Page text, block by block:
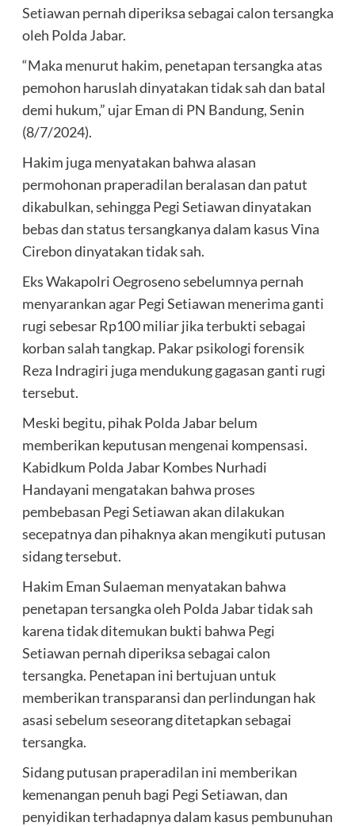
Setiawan pernah diperiksa sebagai calon tersangka
oleh Polda Jabar.
“Maka menurut hakim, penetapan tersangka atas
pemohon haruslah dinyatakan tidak sah dan batal
demi hukum,” ujar Eman di PN Bandung, Senin
(8/7/2024).
Hakim juga menyatakan bahwa alasan
permohonan praperadilan beralasan dan patut
dikabulkan, sehingga Pegi Setiawan dinyatakan
bebas dan status tersangkanya dalam kasus Vina
Cirebon dinyatakan tidak sah.
Eks Wakapolri Oegroseno sebelumnya pernah
menyarankan agar Pegi Setiawan menerima ganti
rugi sebesar Rp100 miliar jika terbukti sebagai
korban salah tangkap. Pakar psikologi forensik
Reza Indragiri juga mendukung gagasan ganti rugi
tersebut.
Meski begitu, pihak Polda Jabar belum
memberikan keputusan mengenai kompensasi.
Kabidkum Polda Jabar Kombes Nurhadi
Handayani mengatakan bahwa proses
pembebasan Pegi Setiawan akan dilakukan
secepatnya dan pihaknya akan mengikuti putusan
sidang tersebut.
Hakim Eman Sulaeman menyatakan bahwa
penetapan tersangka oleh Polda Jabar tidak sah
karena tidak ditemukan bukti bahwa Pegi
Setiawan pernah diperiksa sebagai calon
tersangka. Penetapan ini bertujuan untuk
memberikan transparansi dan perlindungan hak
asasi sebelum seseorang ditetapkan sebagai
tersangka.
Sidang putusan praperadilan ini memberikan
kemenangan penuh bagi Pegi Setiawan, dan
penyidikan terhadapnya dalam kasus pembunuhan